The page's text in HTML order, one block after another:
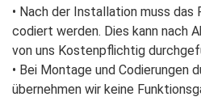
• Nach der Installation muss das
codiert werden. Dies kann nach
von uns Kostenpflichtig
• Bei Montage und Codierungen
übernehmen wir keine